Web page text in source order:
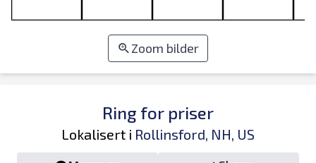
Zoom bilder
Ring for priser
Lokalisert i Rollinsford, NH, US